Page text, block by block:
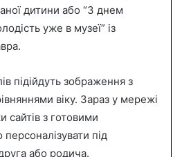
дитини або “З днем
уже в музеї” із
підійдуть зображення з
віку. Зараз у мережі
сайтів з готовими
під
або родича.